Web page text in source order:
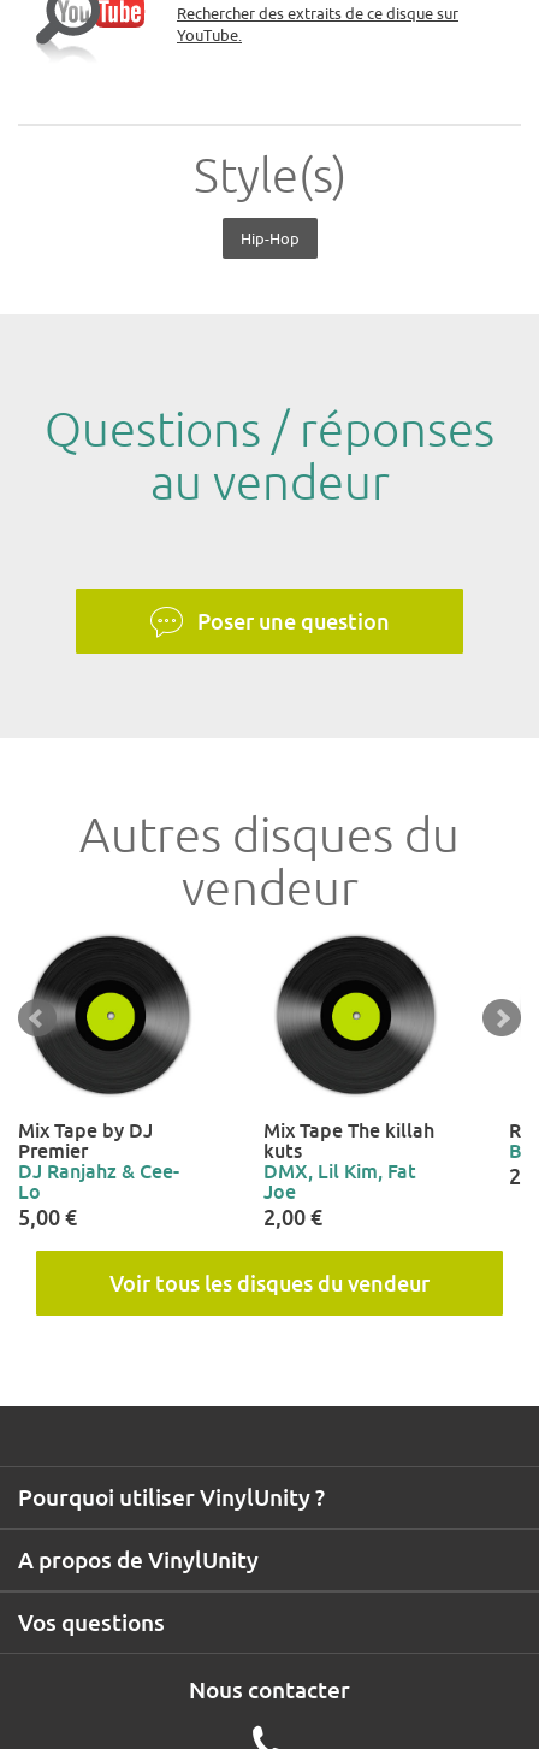
Rechercher des extraits de ce disque sur
YouTube.
Style(s)
Hip-Hop
Questions / réponses
au vendeur
Poser une question
Autres disques du
vendeur
Mix Tape by DJ
Premier
DJ Ranjahz & Cee-
Lo
5,00 €
Mix Tape The killah
kuts
DMX, Lil Kim, Fat
Joe
2,00 €
Voir tous les disques du vendeur
Nous contacter
A propos de VinylUnity
Pourquoi utiliser VinylUnity ?
Vos questions